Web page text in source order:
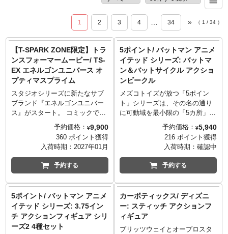
1 2 3 4 … 34 » （ 1 / 34 ）
【T-SPARK ZONE限定】トラ
ンスフォーマームービー/ TS-
EX エネルゴンユニバース オ
プティマスプライム
スタジオシリーズに新たなサブ
ブランド『エネルゴンユニバー
ス』がスタート。 コミックでク
ロスオーバーするトランスフォ
ーマー達が活躍するワールドか
ら人気のキャラクター達が登
場。 第一弾はコミック
『ENERGON UNIVERSE』に登
場した右腕にメガトロンの腕を
クに変形が可能で、右腕のメガ
トロンの融合カノン砲もビーク
ルモードで装着可能。
※国内：タカラトミーモール含
予約価格： ¥9,900
360 ポイント獲得
入荷時期： 2027年01月
予約する
5ポイント/ バットマン アニメ
イテッド シリーズ: バットマ
ン＆バットサイクル アクショ
ンビークル
メズコトイズが放つ「5ポイン
ト」シリーズは、その名の通り
に可動域を最小限の「5カ所」程
度とし、フォルムを優先するこ
とで3.75インチが持つ独特の雰
囲気を最大限に生かすシリーズ
です。新作として『バットマン
アニメイテッド』第二弾となる
バットマン＆バットサイクルが
るスタイルかつブリスターパッ
ク仕様。懐かしさを漂わせる素
晴らしきシリーズ。
予約価格： ¥5,940
216 ポイント獲得
入荷時期： 確認中
予約する
5ポイント/ バットマン アニメ
イテッド シリーズ: 3.75イン
チ アクションフィギュア シリ
ーズ2 4種セット
カーボティックス/ ディズニ
ー: スティッチ アクションフ
ィギュア
ブリッツウェイとオープロスタ